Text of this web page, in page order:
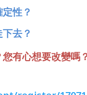
性？
去？
有心想要改變嗎